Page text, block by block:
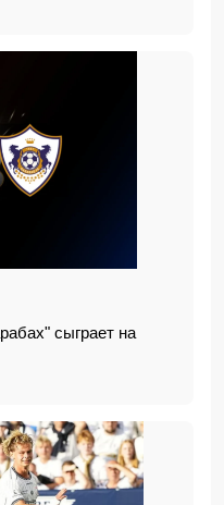
сыграет на